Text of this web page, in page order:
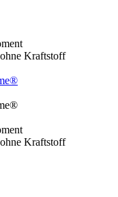
Kraftstoff
Kraftstoff